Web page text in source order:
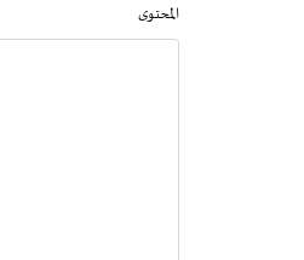
المحتوى